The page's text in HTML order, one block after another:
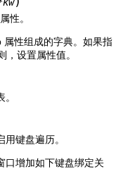
性。
性组成的字典。如果指
，设置属性值。
键盘遍历。
口增加如下键盘绑定关